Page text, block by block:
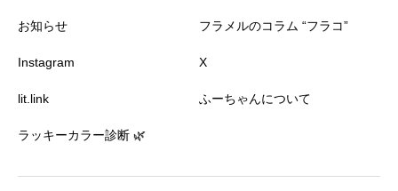
お知らせ フラメルのコラム “フラコ”
Instagram X
lit.link ふーちゃんについて
ラッキーカラー診断 🌿